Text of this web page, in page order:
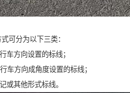
可分为以下三类：
车方向设置的标线；
车方向成角度设置的标线；
或其他形式标线。